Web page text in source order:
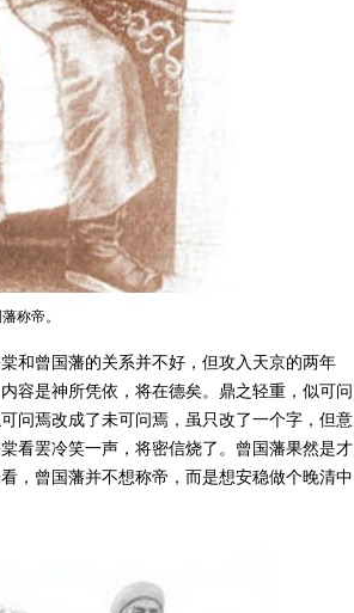
称帝。
和曾国藩的关系并不好，但攻入天京的两年
容是神所凭依，将在德矣。鼎之轻重，似可问
问焉改成了未可问焉，虽只改了一个字，但意
看罢冷笑一声，将密信烧了。曾国藩果然是才
，曾国藩并不想称帝，而是想安稳做个晚清中